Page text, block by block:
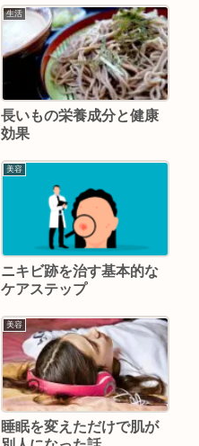
生活
長いもの栄養成分と健康
効果
美容
ニキビ跡を治す基本的な
ケアステップ
美容
睡眠を変えただけで肌が